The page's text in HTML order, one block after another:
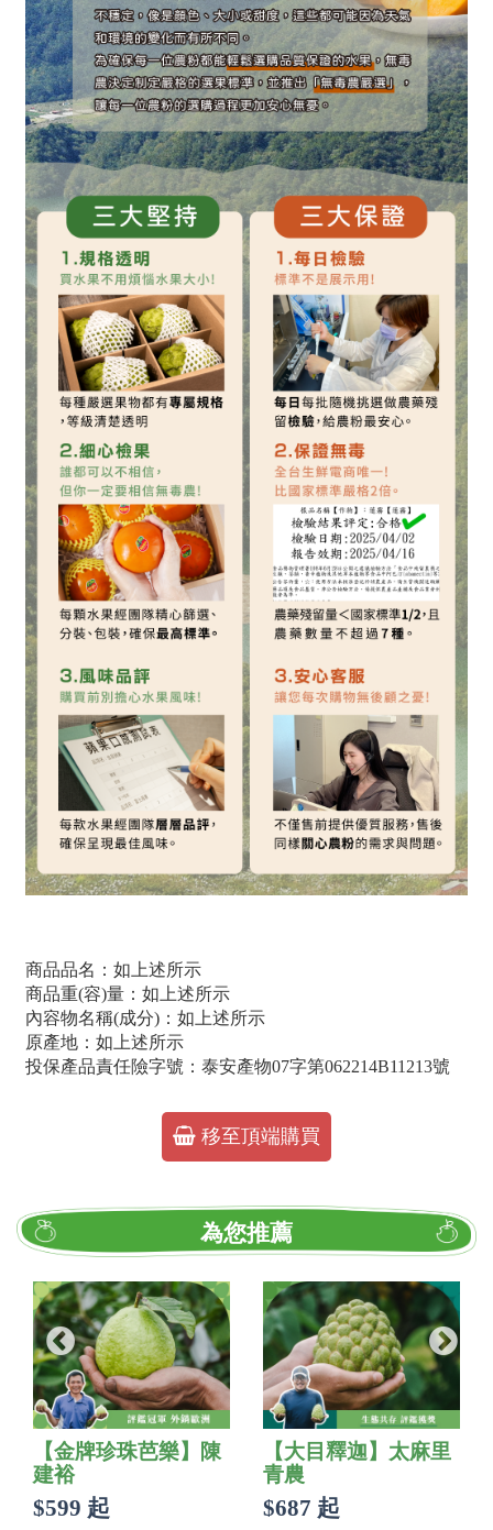
商品品名：如上述所示
商品重(容)量：如上述所示
內容物名稱(成分)：如上述所示
原產地：如上述所示
投保產品責任險字號：泰安產物07字第062214B11213號
移至頂端購買
為您推薦
【金牌珍珠芭樂】陳
建裕
$599 起
【大目釋迦】太麻里
青農
$687 起